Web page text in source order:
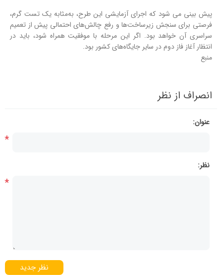
پیش بینی می شود که اجرای آزمایشی این طرح، به‌مثابه یک تست گرم،
فرصتی برای سنجش زیرساخت‌ها و رفع چالش‌های احتمالی پیش از تعمیم
سراسری آن خواهد بود. اگر این مرحله با موفقیت همراه شود، باید در
انتظار آغاز فاز دوم در سایر جایگاه‌های کشور بود.
منبع
انصراف از نظر
عنوان:
*
نظر:
*
نظر جدید